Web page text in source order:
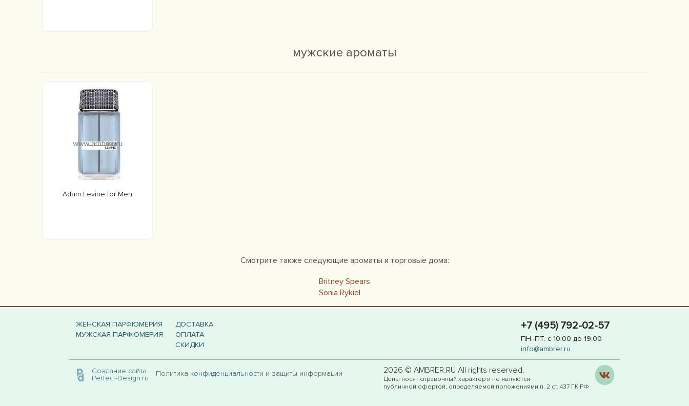
мужские ароматы
Adam Levine for Men
Смотрите также следующие ароматы и торговые дома:
Britney Spears
Sonia Rykiel
ЖЕНСКАЯ ПАРФЮМЕРИЯ
МУЖСКАЯ ПАРФЮМЕРИЯ
ДОСТАВКА
ОПЛАТА
СКИДКИ
+7 (495) 792-02-57
ПН.-ПТ. с 10:00 до 19:00
info@ambrer.ru
2026 © AMBRER.RU All rights reserved.
Цены носят справочный характер и не являются
публичной офертой, определяемой положениями п. 2 ст. 437 ГК РФ
Создание сайта
Perfect-Design.ru
Политика конфиденциальности и защиты информации